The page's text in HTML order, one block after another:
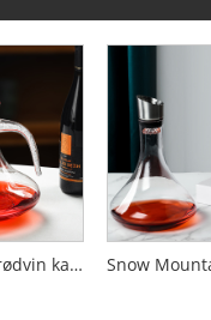
Sølv diamant rødvin karaffel